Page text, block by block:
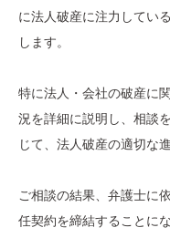
に法人破産に注力してい
します。
特に法人・会社の破産に
況を詳細に説明し、相談
じて、法人破産の適切な
ご相談の結果、弁護士に
任契約を締結することに